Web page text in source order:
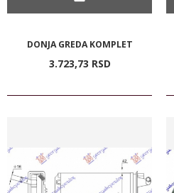
DONJA GREDA KOMPLET
3.723,73 RSD